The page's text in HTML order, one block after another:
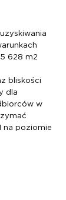
628 m2
bliskości
dla
w
na poziomie